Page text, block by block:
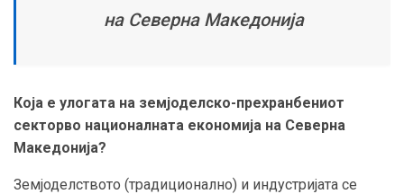
на Северна Македонија
Која е улогата на земјоделско-прехранбениот
секторво националната економија на Северна
Македонија?
Земјоделството (традиционално) и индустријата се